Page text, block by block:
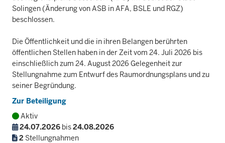
Solingen (Änderung von ASB in AFA, BSLE und RGZ)
beschlossen.
Die Öffentlichkeit und die in ihren Belangen berührten
öffentlichen Stellen haben in der Zeit vom 24. Juli 2026 bis
einschließlich zum 24. August 2026 Gelegenheit zur
Stellungnahme zum Entwurf des Raumordnungsplans und zu
seiner Begründung.
Zur Beteiligung
Aktiv
24.07.2026 bis24.08.2026
2 Stellungnahmen